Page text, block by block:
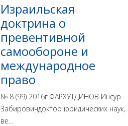
Израильская
доктрина o
превентивной
самообороне и
международное
право
№ 8 (99) 2016г.ФАРХУТДИНОВ Инсур
Забировичдоктор юридических наук,
ве...